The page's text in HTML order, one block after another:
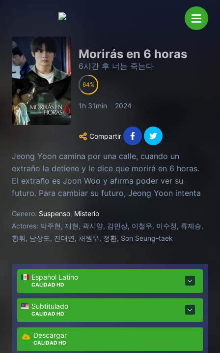
Morirás en 6 horas
6시간 후 너는 죽는다
64
1h 31min 2024
Compartir
Jeong Yoon camina por una calle, cuando un
extraño la detiene y le dice que morirá en 6 horas.
El extraño es Joon Woo y afirma poder ver su
futuro. Para cambiar su futuro, Jeong Yoon intenta
Genero: Suspenso, Misterio
Actores: 박주현, 재현, 곽시양, 김민상, 이철우, 이수정, 류제승,
황휘, 남상도, 진대연, 채원우, 정환, Son Seung-taek
Español Latino
CALIDAD HD
Subtitulado
CALIDAD HD
Descargar
CALIDAD HD